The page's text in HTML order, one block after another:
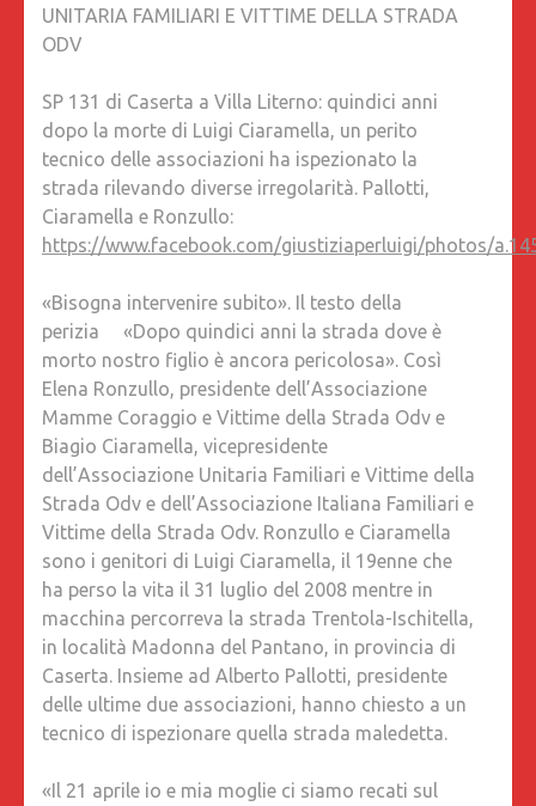
DI
UNITARIA FAMILIARI E VITTIME DELLA STRADA
ODV
SP 131 di Caserta a Villa Literno: quindici anni
dopo la morte di Luigi Ciaramella, un perito
tecnico delle associazioni ha ispezionato la
strada rilevando diverse irregolarità. Pallotti,
Ciaramella e Ronzullo:
https://www.facebook.com/giustiziaperluigi/photos/
«Bisogna intervenire subito». Il testo della
perizia «Dopo quindici anni la strada dove è
morto nostro figlio è ancora pericolosa». Così
Elena Ronzullo, presidente dell’Associazione
Mamme Coraggio e Vittime della Strada Odv e
Biagio Ciaramella, vicepresidente
dell’Associazione Unitaria Familiari e Vittime della
Strada Odv e dell’Associazione Italiana Familiari e
Vittime della Strada Odv. Ronzullo e Ciaramella
sono i genitori di Luigi Ciaramella, il 19enne che
ha perso la vita il 31 luglio del 2008 mentre in
macchina percorreva la strada Trentola-Ischitella,
in località Madonna del Pantano, in provincia di
Caserta. Insieme ad Alberto Pallotti, presidente
delle ultime due associazioni, hanno chiesto a un
tecnico di ispezionare quella strada maledetta.
«Il 21 aprile io e mia moglie ci siamo recati sul